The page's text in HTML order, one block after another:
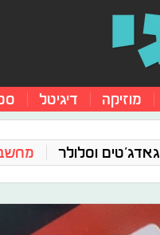
מוזיקה דיגיטל
גאדג'טים וסלולר